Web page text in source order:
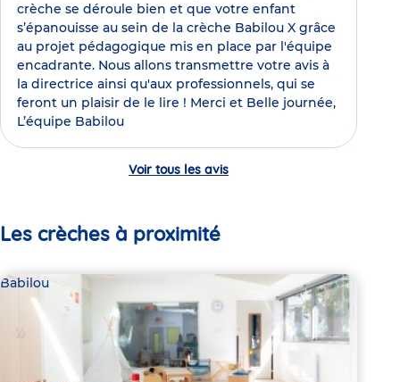
crèche se déroule bien et que votre enfant
s’épanouisse au sein de la crèche Babilou X grâce
au projet pédagogique mis en place par l'équipe
encadrante. Nous allons transmettre votre avis à
la directrice ainsi qu'aux professionnels, qui se
feront un plaisir de le lire ! Merci et Belle journée,
L’équipe Babilou
Voir tous les avis
Les crèches à proximité
Babilou